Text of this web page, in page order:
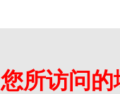
您所访问